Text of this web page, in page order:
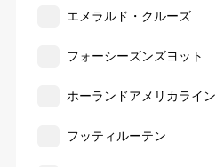
エメラルド・クルーズ
フォーシーズンズヨット
ホーランドアメリカライン
フッティルーテン